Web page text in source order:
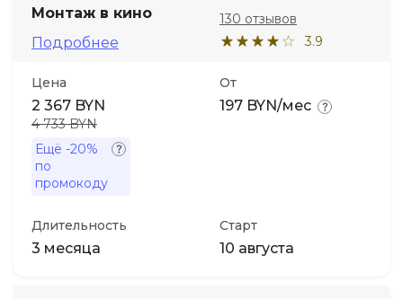
Монтаж в кино
Подробнее
3.9
130 отзывов
Цена
2 367 BYN
4 733 BYN
Ещё -20%
по
промокоду
От
197 BYN/мес
Длительность
3 месяца
Старт
10 августа